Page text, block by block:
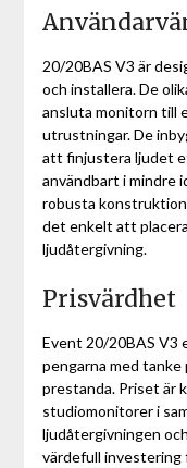
20/20BAS V3 är
och installera. De
ansluta monitorn till
utrustningar. De
att finjustera ljudet
användbart i mindre
robusta
det enkelt att
ljudåtergivning.
Prisvärdhet
Event 20/20BAS V3
pengarna med tanke
prestanda. Priset är
studiomonitorer i
ljudåtergivningen
värdefull investering